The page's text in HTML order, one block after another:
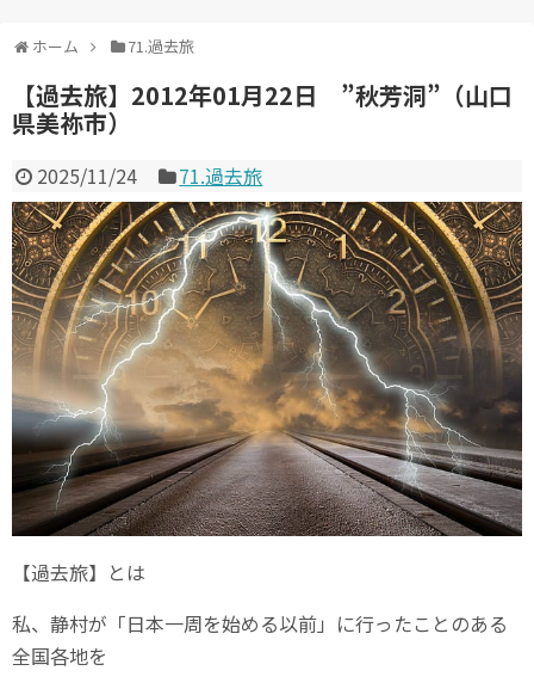
ホーム 71.過去旅
【過去旅】2012年01月22日 ”秋芳洞”（山口
県美祢市）
2025/11/24 71.過去旅
【過去旅】とは
私、静村が「日本一周を始める以前」に行ったことのある
全国各地を